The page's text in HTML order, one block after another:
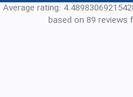
Average rating:
based on 89 reviews